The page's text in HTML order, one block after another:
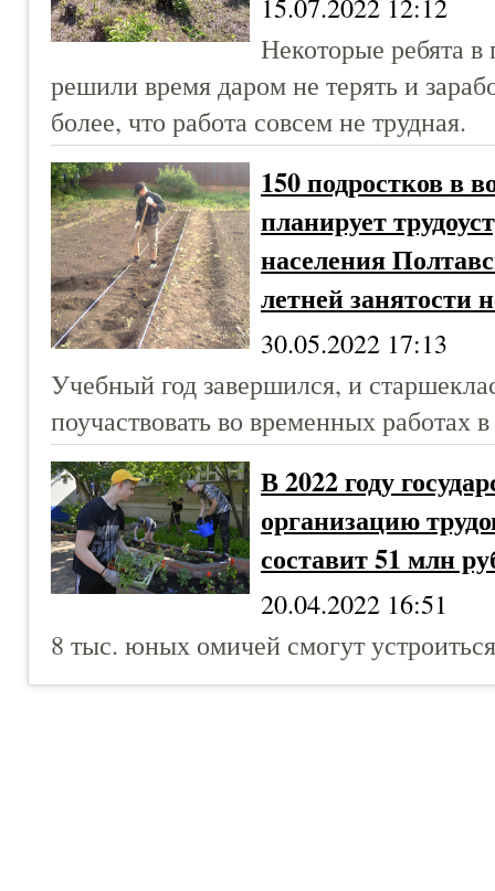
Некоторые ребята
решили время даром не терять и
более, что работа совсем не трудная.
150 подростков в
планирует
населения
летней занятости
30.05.2022 17:13
Учебный год завершился, и
поучаствовать во временных работах
В 2022 году
организацию
составит 51 млн
20.04.2022 16:51
8 тыс. юных омичей смогут